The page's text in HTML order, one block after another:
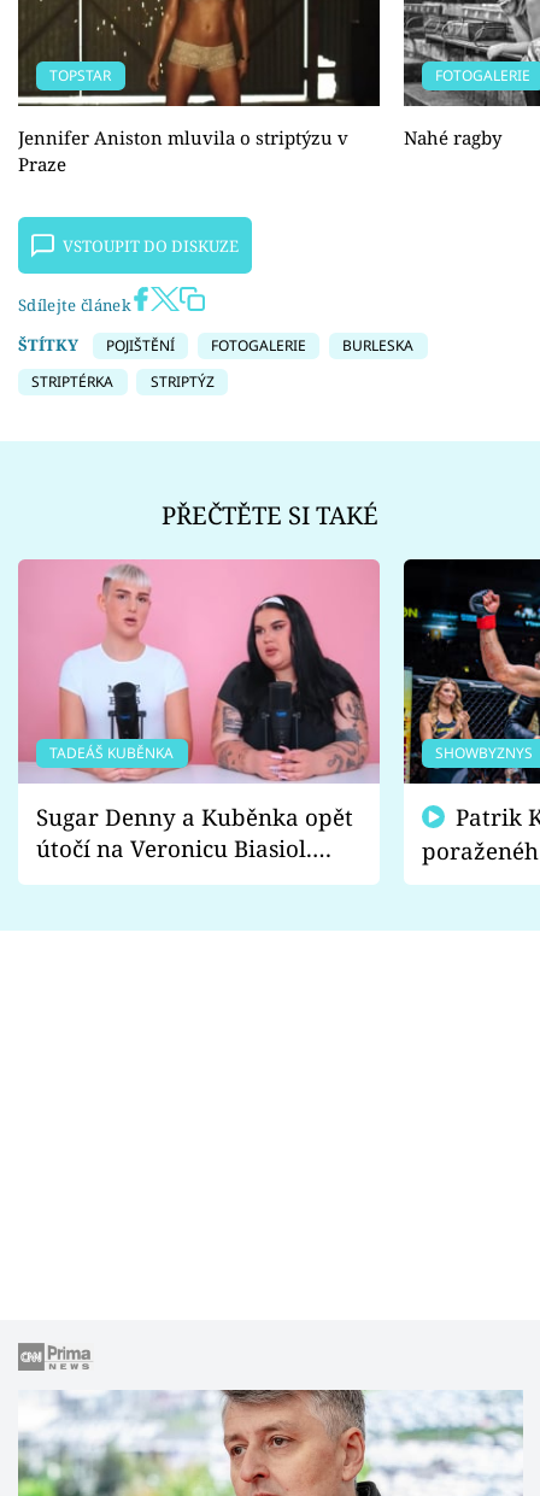
TOPSTAR
Jennifer Aniston mluvila o striptýzu v
Praze
FOTOGALERIE
Nahé ragby
VSTOUPIT DO DISKUZE
Sdílejte článek
ŠTÍTKY
POJIŠTĚNÍ FOTOGALERIE
BURLESKA
STRIPTÉRKA
STRIPTÝZ
PŘEČTĚTE SI TAKÉ
TADEÁŠ KUBĚNKA
Sugar Denny a Kuběnka opět
útočí na Veronicu Biasiol.
Proč je podle nich falešná a
SHOWBYZNYS
fanoušci